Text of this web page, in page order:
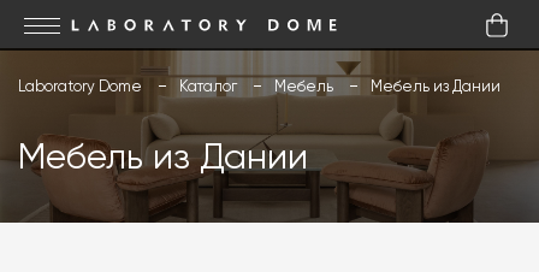
Laboratory Dome Каталог Мебель Мебель из Дании
Мебель из Дании